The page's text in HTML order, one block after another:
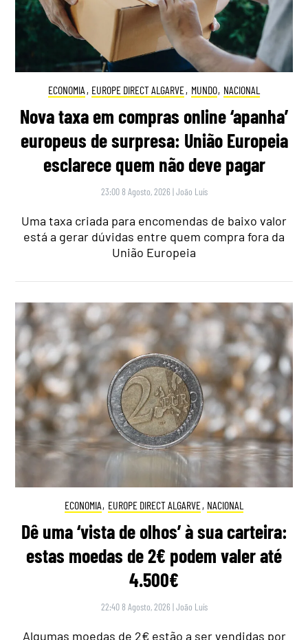
ECONOMIA , EUROPE DIRECT ALGARVE, MUNDO, NACIONAL
Nova taxa em compras online ‘apanha’
europeus de surpresa: União Europeia
esclarece quem não deve pagar
23:00 8 Agosto, 2026 |João Luís
Uma taxa criada para encomendas de baixo valor
está a gerar dúvidas entre quem compra fora da
União Europeia
ECONOMIA, EUROPE DIRECT ALGARVE, NACIONAL
Dê uma ‘vista de olhos’ à sua carteira:
estas moedas de 2€ podem valer até
4.500€
22:40 8 Agosto, 2026 |João Luís
Algumas moedas de 2€ estão a ser vendidas por